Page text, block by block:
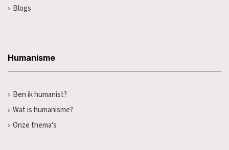
Blogs
Humanisme
Ben ik humanist?
Wat is humanisme?
Onze thema's